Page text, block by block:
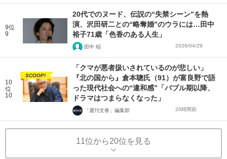
9位
9
20代でのヌード、伝説の“失禁シーン”を熱
演、沢田研二との“略奪婚”のウラには…田中
裕子71歳「色香のある人生」
田中 稲 2026/04/29
10
位
10
SCOOP!
「クマが悪者扱いされているのが悲しい」
『北の国から』倉本聰氏（91）が富良野で語
った現代社会への“違和感”「バブル期以降、
ドラマはつまらなくなった」
「週刊文春」編集部 20時間前
11位から20位を見る